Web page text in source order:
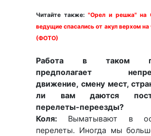
Читайте также:"Орел и решка" на
ведущие спасались от акул верхом на
(ФОТО)
Работа в таком
предполагает
движение, смену мест,
ли вам даются
перелеты-переезды?
Коля: Выматывают в
перелеты. Иногда мы